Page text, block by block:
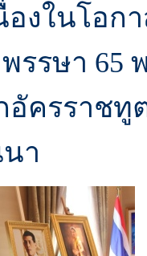
องในโอก
รรษา 65
อัครราชทู
า